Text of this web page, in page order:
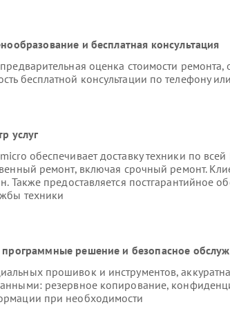
и бесплатная консультация
оценка стоимости ремонта,
бесплатной консультации по телефону
услуг
обеспечивает доставку техники по
ремонт, включая срочный ремонт.
Также предоставляется постгарантийное
техники
решение и безопасное
прошивок и инструментов,
резервное копирование,
при необходимости